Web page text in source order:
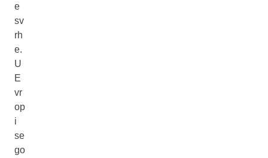
e
sv
rh
e.
U
E
vr
op
i
se
go